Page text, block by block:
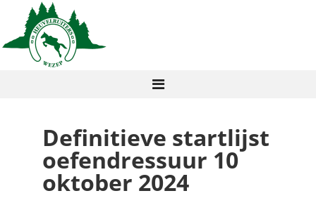
Definitieve startlijst
oefendressuur 10
oktober 2024